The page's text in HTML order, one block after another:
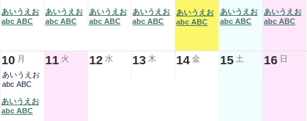
あいうえお
abc ABC
あいうえお
abc ABC
あいうえお
abc ABC
あいうえお
abc ABC
あいうえお
abc ABC
あいうえお
abc ABC
あいうえお
abc ABC
10 月
あいうえお
abc ABC
あいうえお
abc ABC
11 火 12 水 13 木 14 金 15 土 16 日